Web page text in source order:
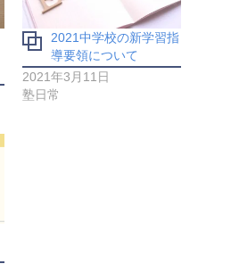
2021中学校の新学習指
導要領について
2021年3月11日
塾日常